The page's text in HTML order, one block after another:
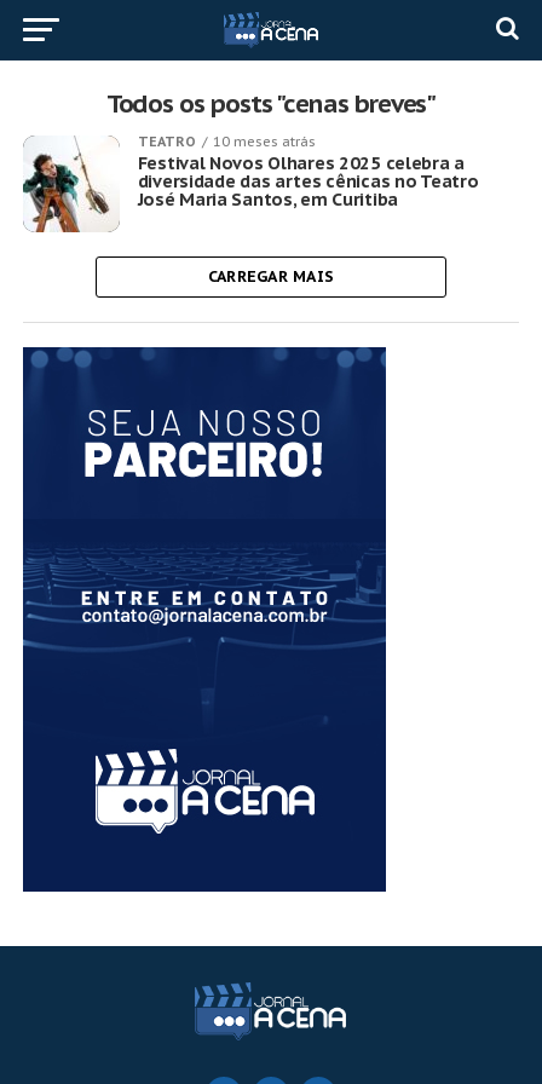
Todos os posts "cenas breves"
TEATRO 10 meses atrás
Festival Novos Olhares 2025 celebra a
diversidade das artes cênicas no Teatro
José Maria Santos, em Curitiba
CARREGAR MAIS